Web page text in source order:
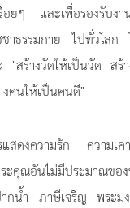
อยๆ และเพื่อรองรับงา
าธรรมกาย ไปทั่วโลก
สร้างวัดให้เป็นวัด สร้า
คนให้เป็นคนดี"
แสดงความรัก ความเ
คุณอันไม่มีประมาณขอ
กน้ำ ภาษีเจริญ พระม